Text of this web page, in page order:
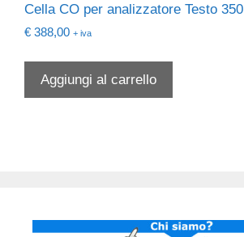
Cella CO per analizzatore Testo 350
€ 388,00 + iva
Aggiungi al carrello